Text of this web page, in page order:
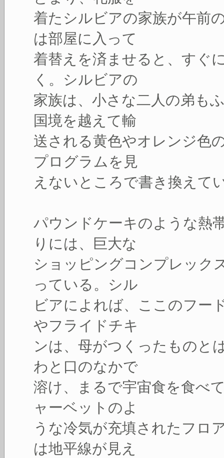
着たシルビアの家族が午前
は部屋に入って
着替えを済ませると、すぐ
く。シルビアの
家族は、小さな二人の弟も
国境を越えて輸
送される黄色やオレンジ色
プログラムを見
えないところで書き換えて
パウンドケーキのような熱
りには、巨大な
ショッピングコンプレック
っている。シル
ビアによれば、ここのフー
やフライドチキ
ンは、母がつくったものと
わと口のなかで
溶け、まるで宇宙食を食べ
ャーベットのよ
うな冷気が充填されたフロ
は地平線が見え